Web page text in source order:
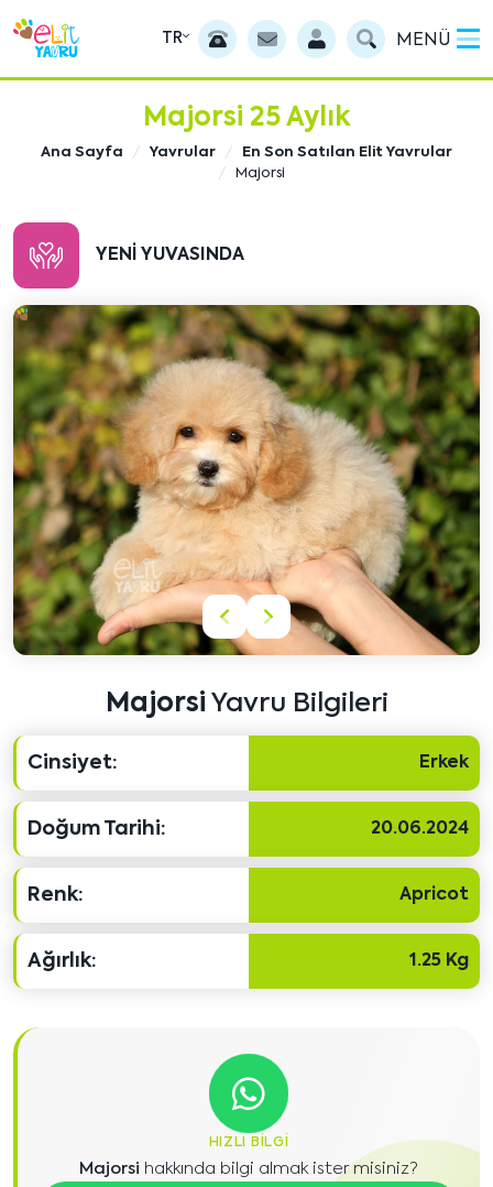
TR MENÜ
Majorsi 25 Aylık
Ana Sayfa Yavrular
En Son Satılan Elit Yavrular
Majorsi
YENI YUVASINDA
Önceki
içeriği
Sonraki
içeriği
Majorsi Yavru Bilgileri
Cinsiyet: Erkek
Doğum Tarihi: 20.06.2024
Renk: Apricot
Ağırlık: 1.25 Kg
HIZLI BILGI
Majorsi hakkında bilgi almak ister misiniz?